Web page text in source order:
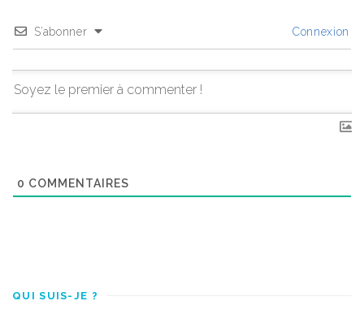
S’abonner Connexion
0 COMMENTAIRES
QUI SUIS-JE ?